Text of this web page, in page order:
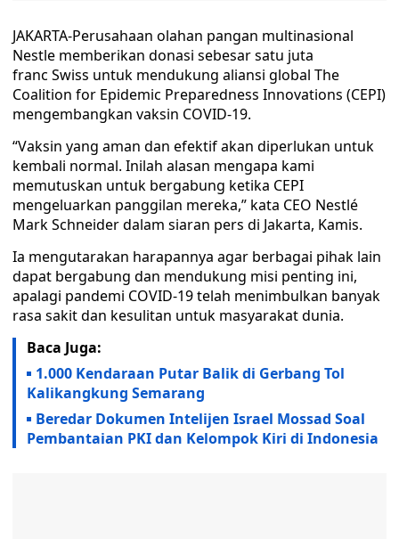
JAKARTA-Perusahaan olahan pangan multinasional
Nestle memberikan donasi sebesar satu juta
franc Swiss untuk mendukung aliansi global The
Coalition for Epidemic Preparedness Innovations (CEPI)
mengembangkan vaksin COVID-19.
“Vaksin yang aman dan efektif akan diperlukan untuk
kembali normal. Inilah alasan mengapa kami
memutuskan untuk bergabung ketika CEPI
mengeluarkan panggilan mereka,” kata CEO Nestlé
Mark Schneider dalam siaran pers di Jakarta, Kamis.
Ia mengutarakan harapannya agar berbagai pihak lain
dapat bergabung dan mendukung misi penting ini,
apalagi pandemi COVID-19 telah menimbulkan banyak
rasa sakit dan kesulitan untuk masyarakat dunia.
Baca Juga:
1.000 Kendaraan Putar Balik di Gerbang Tol
Kalikangkung Semarang
Beredar Dokumen Intelijen Israel Mossad Soal
Pembantaian PKI dan Kelompok Kiri di Indonesia